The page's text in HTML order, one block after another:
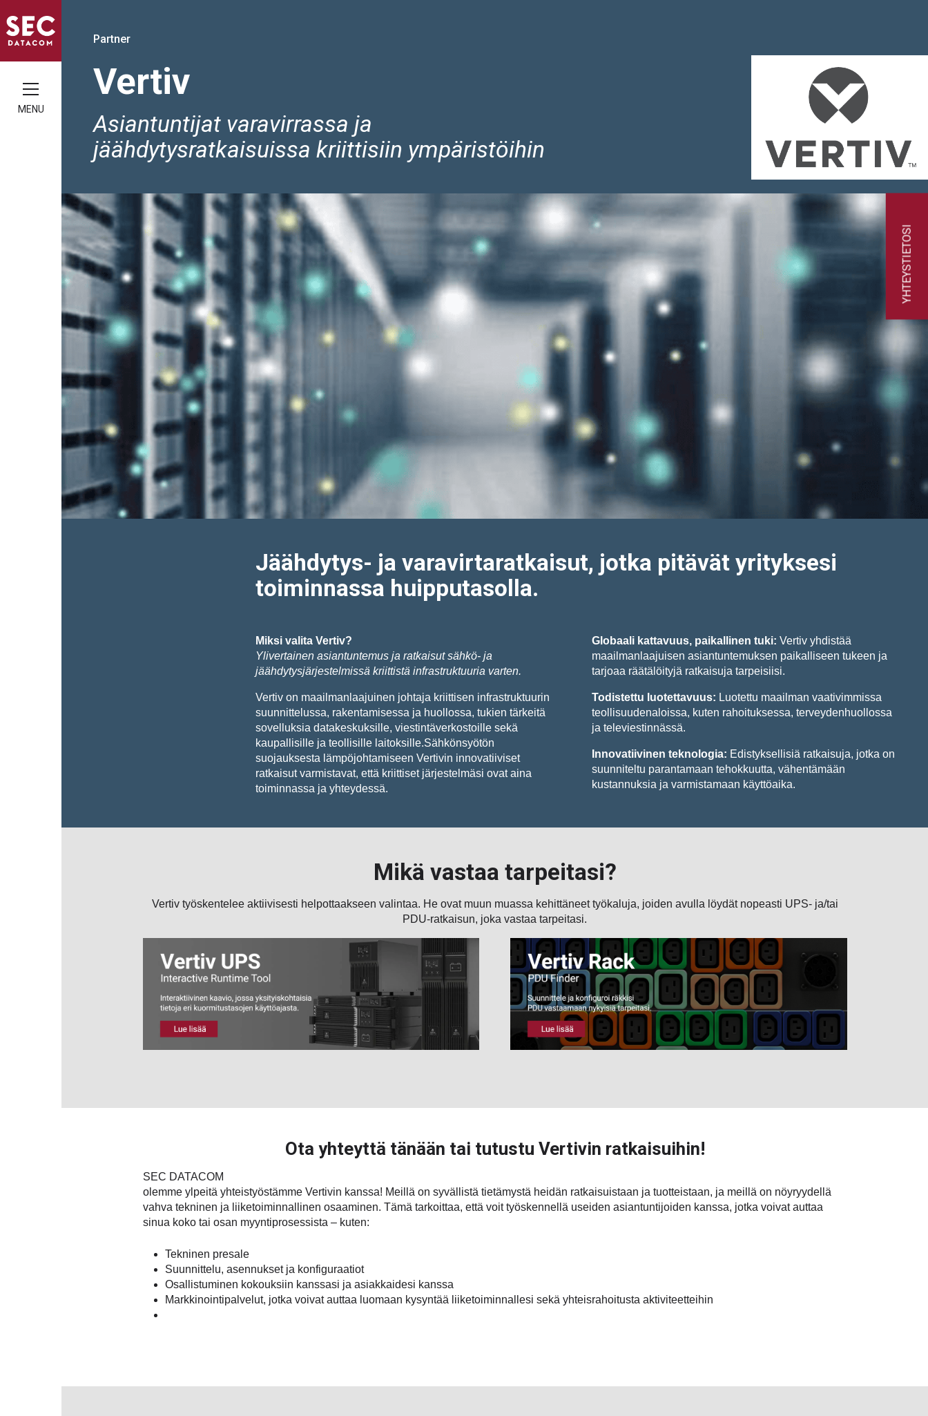
MENU
Partner
Vertiv
Asiantuntijat varavirrassa ja
jäähdytysratkaisuissa kriittisiin ympäristöihin
Jäähdytys- ja varavirtaratkaisut, jotka pitävät yrityksesi
toiminnassa huipputasolla.
Miksi valita Vertiv?
Ylivertainen asiantuntemus ja ratkaisut sähkö- ja
jäähdytysjärjestelmissä kriittistä infrastruktuuria varten.
Vertiv on maailmanlaajuinen johtaja kriittisen infrastruktuurin
suunnittelussa, rakentamisessa ja huollossa, tukien tärkeitä
sovelluksia datakeskuksille, viestintäverkostoille sekä
kaupallisille ja teollisille laitoksille.Sähkönsyötön
suojauksesta lämpöjohtamiseen Vertivin innovatiiviset
ratkaisut varmistavat, että kriittiset järjestelmäsi ovat aina
toiminnassa ja yhteydessä.
Globaali kattavuus, paikallinen tuki: Vertiv yhdistää
maailmanlaajuisen asiantuntemuksen paikalliseen tukeen ja
tarjoaa räätälöityjä ratkaisuja tarpeisiisi.
Todistettu luotettavuus: Luotettu maailman vaativimmissa
teollisuudenaloissa, kuten rahoituksessa, terveydenhuollossa
ja televiestinnässä.
Innovatiivinen teknologia: Edistyksellisiä ratkaisuja, jotka on
suunniteltu parantamaan tehokkuutta, vähentämään
kustannuksia ja varmistamaan käyttöaika.
YHTEYSTIETOSI
Mikä vastaa tarpeitasi?
Vertiv työskentelee aktiivisesti helpottaakseen valintaa. He ovat muun muassa kehittäneet työkaluja, joiden avulla löydät nopeasti UPS- ja/tai
PDU-ratkaisun, joka vastaa tarpeitasi.
Ota yhteyttä tänään tai tutustu Vertivin ratkaisuihin!
SEC DATACOM
olemme ylpeitä yhteistyöstämme Vertivin kanssa! Meillä on syvällistä tietämystä heidän ratkaisuistaan ja tuotteistaan, ja meillä on nöyryydellä
vahva tekninen ja liiketoiminnallinen osaaminen. Tämä tarkoittaa, että voit työskennellä useiden asiantuntijoiden kanssa, jotka voivat auttaa
sinua koko tai osan myyntiprosessista – kuten:
Tekninen presale
Suunnittelu, asennukset ja konfiguraatiot
Osallistuminen kokouksiin kanssasi ja asiakkaidesi kanssa
Markkinointipalvelut, jotka voivat auttaa luomaan kysyntää liiketoiminnallesi sekä yhteisrahoitusta aktiviteetteihin